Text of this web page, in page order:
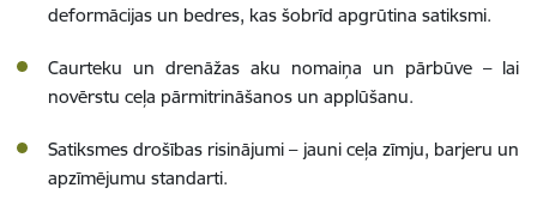
deformācijas un bedres, kas šobrīd apgrūtina satiksmi.
Caurteku un drenāžas aku nomaiņa un pārbūve – lai
novērstu ceļa pārmitrināšanos un applūšanu.
Satiksmes drošības risinājumi – jauni ceļa zīmju, barjeru un
apzīmējumu standarti.